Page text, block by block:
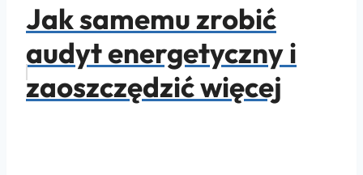
Jak samemu zrobić
audyt energetyczny i
zaoszczędzić więcej